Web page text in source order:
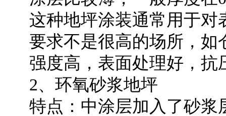
这种地坪涂装通常用于对
要求不是很高的场所，如
强度高，表面处理好，抗
2、环氧砂浆地坪
特点：中涂层加入了砂浆